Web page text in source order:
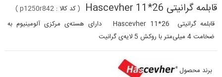
قابلمه گرانیتی 26*11 Hascevher (کد کالا : p1250r842
)
قابلمه گرانیتی 26*11 Hascevher دارای هسته‌ی مرکزی آلومینیوم به
ضخامت 4 میلی‌متر با روکش 5 لایه‌ی گرانیت
برند محصول